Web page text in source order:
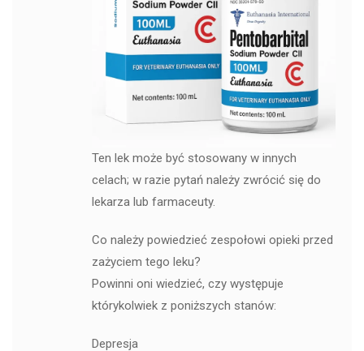
Ten lek może być stosowany w innych
celach; w razie pytań należy zwrócić się do
lekarza lub farmaceuty.
Co należy powiedzieć zespołowi opieki przed
zażyciem tego leku?
Powinni oni wiedzieć, czy występuje
którykolwiek z poniższych stanów:
Depresja